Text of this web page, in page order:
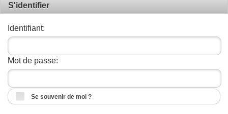
S'identifier
Identifiant:
Mot de passe:
Se souvenir de moi ?